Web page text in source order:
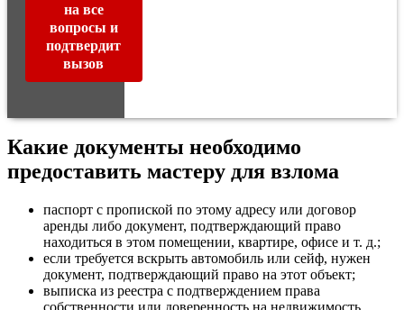
на все
вопросы и
подтвердит
вызов
Какие документы необходимо
предоставить мастеру для взлома
паспорт с пропиской по этому адресу или договор
аренды либо документ, подтверждающий право
находиться в этом помещении, квартире, офисе и т. д.;
если требуется вскрыть автомобиль или сейф, нужен
документ, подтверждающий право на этот объект;
выписка из реестра с подтверждением права